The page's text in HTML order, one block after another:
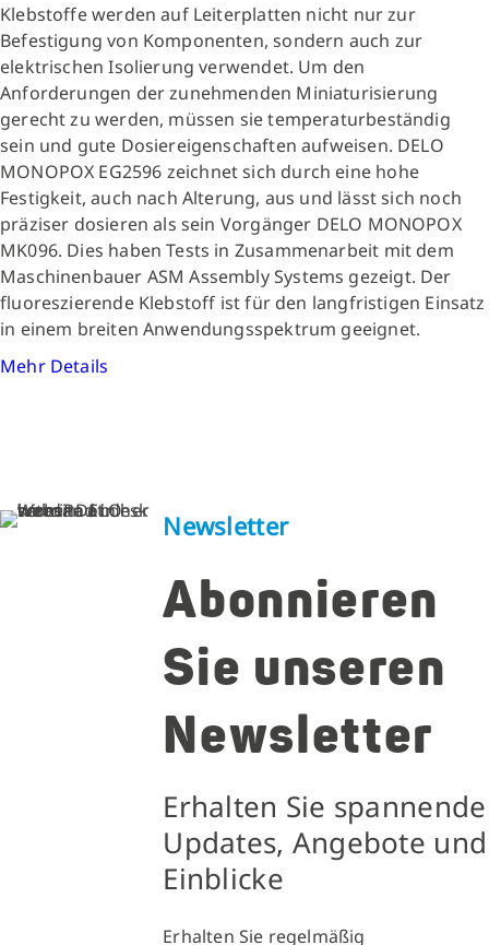
Klebstoffe werden auf Leiterplatten nicht nur zur
Befestigung von Komponenten, sondern auch zur
elektrischen Isolierung verwendet. Um den
Anforderungen der zunehmenden Miniaturisierung
gerecht zu werden, müssen sie temperaturbeständig
sein und gute Dosiereigenschaften aufweisen. DELO
MONOPOX EG2596 zeichnet sich durch eine hohe
Festigkeit, auch nach Alterung, aus und lässt sich noch
präziser dosieren als sein Vorgänger DELO MONOPOX
MK096. Dies haben Tests in Zusammenarbeit mit dem
Maschinenbauer ASM Assembly Systems gezeigt. Der
fluoreszierende Klebstoff ist für den langfristigen Einsatz
in einem breiten Anwendungsspektrum geeignet.
Mehr Details
Newsletter
Abonnieren
Sie unseren
Newsletter
Erhalten Sie spannende
Updates, Angebote und
Einblicke
Erhalten Sie regelmäßig